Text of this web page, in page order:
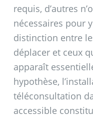
requis, d’autres
nécessaires pour
distinction entre
déplacer et ceux
apparaît
hypothèse,
téléconsultation
accessible